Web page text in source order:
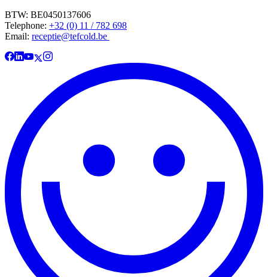
BTW: BE0450137606
Telephone: +32 (0) 11 / 782 698
Email: receptie@tefcold.be